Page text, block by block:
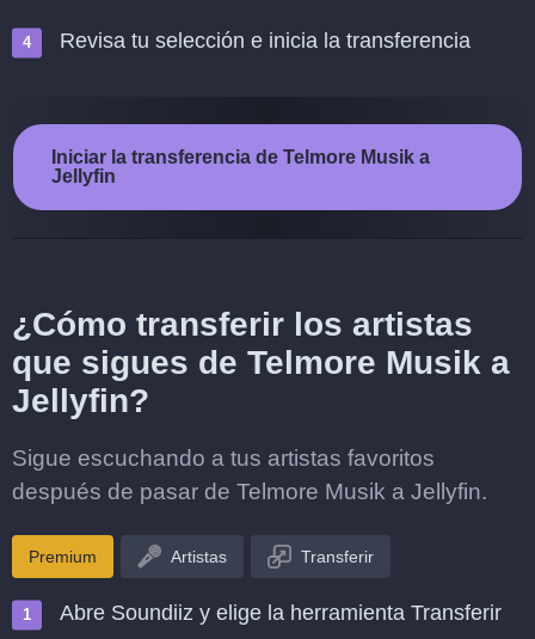
Revisa tu selección e inicia la transferencia
Iniciar la transferencia de Telmore Musik a
Jellyfin
¿Cómo transferir los artistas
que sigues de Telmore Musik a
Jellyfin?
Sigue escuchando a tus artistas favoritos
después de pasar de Telmore Musik a Jellyfin.
Premium Artistas Transferir
Abre Soundiiz y elige la herramienta Transferir